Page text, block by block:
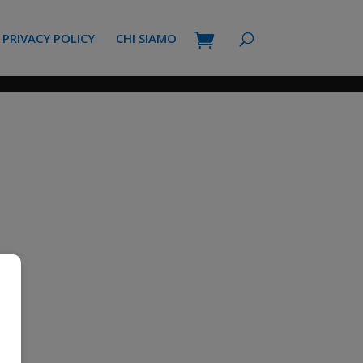
PRIVACY POLICY CHI SIAMO